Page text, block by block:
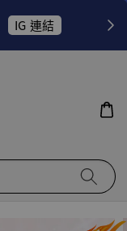
IG 連結